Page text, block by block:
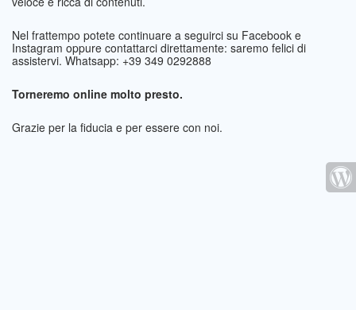
Nel frattempo potete continuare a seguirci su Facebook e
Instagram oppure contattarci direttamente: saremo felici di
assistervi. Whatsapp: +39 349 0292888
Torneremo online molto presto.
Grazie per la fiducia e per essere con noi.